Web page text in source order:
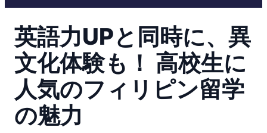
英語力UPと同時に、異
文化体験も！ 高校生に
人気のフィリピン留学
の魅力